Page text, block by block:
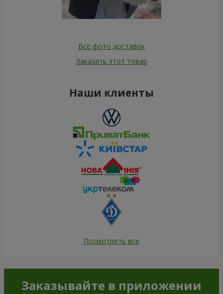
Все фото доставок
Заказать этот товар
Наши клиенты
Посмотреть все
Заказывайте в приложении